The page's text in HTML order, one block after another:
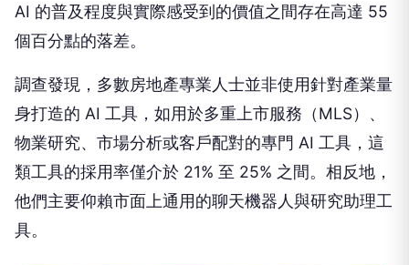
AI 的普及程度與實際感受到的價值之間存在高達 55
個百分點的落差。
調查發現，多數房地產專業人士並非使用針對產業量
身打造的 AI 工具，如用於多重上市服務（MLS）、
物業研究、市場分析或客戶配對的專門 AI 工具，這
類工具的採用率僅介於 21% 至 25% 之間。相反地，
他們主要仰賴市面上通用的聊天機器人與研究助理工
具。